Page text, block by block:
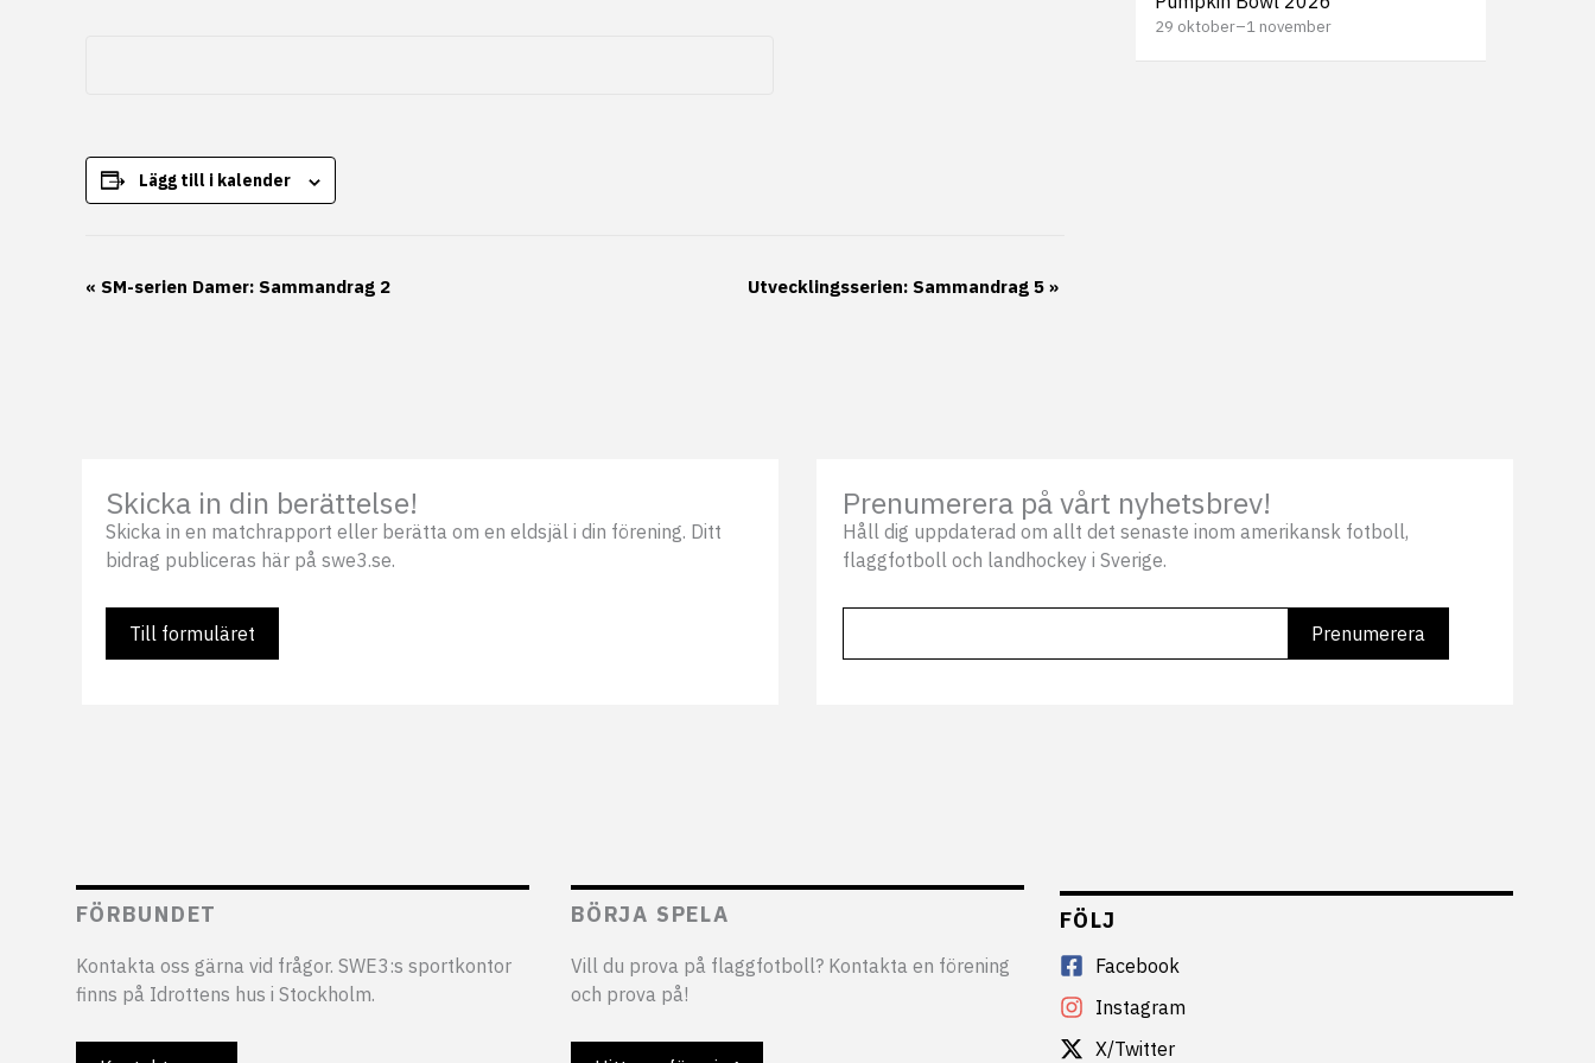
Lägg till i kalender
Evenemang-
« SM-serien Damer: Sammandrag 2 Utvecklingsserien: Sammandrag 5 »
29 oktober–1 november
Skicka in din berättelse!
Skicka in en matchrapport eller berätta om en eldsjäl i din förening. Ditt
bidrag publiceras här på swe3.se.
Till formuläret
Prenumerera på vårt nyhetsbrev!
Håll dig uppdaterad om allt det senaste inom amerikansk fotboll,
flaggfotboll och landhockey i Sverige.
FÖRBUNDET
Kontakta oss gärna vid frågor. SWE3:s sportkontor
finns på Idrottens hus i Stockholm.
BÖRJA SPELA
Vill du prova på flaggfotboll? Kontakta en förening
och prova på!
FÖLJ
Facebook
Instagram
X/Twitter